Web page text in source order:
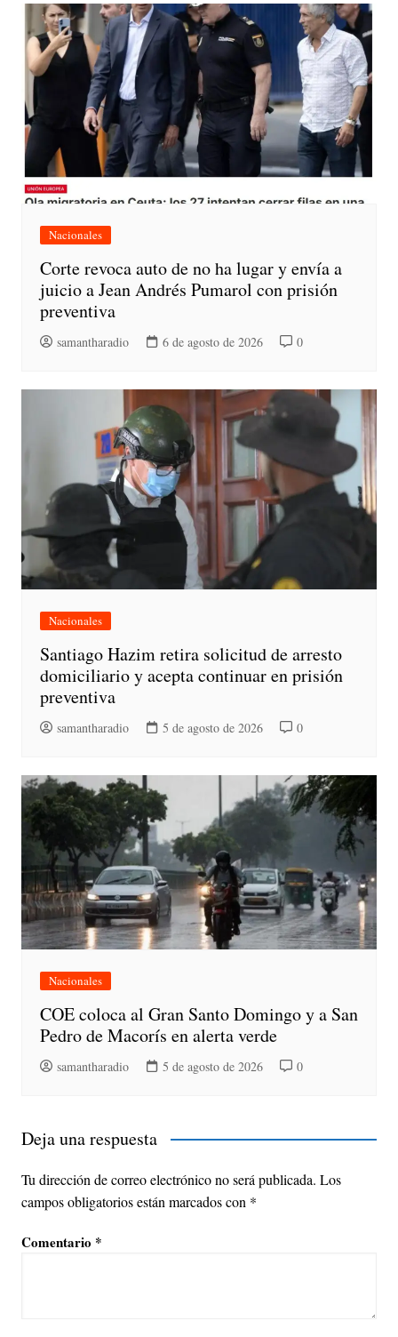
Nacionales
Corte revoca auto de no ha lugar y envía a
juicio a Jean Andrés Pumarol con prisión
preventiva
samantharadio 6 de agosto de 2026 0
Nacionales
Santiago Hazim retira solicitud de arresto
domiciliario y acepta continuar en prisión
preventiva
samantharadio 5 de agosto de 2026 0
Nacionales
COE coloca al Gran Santo Domingo y a San
Pedro de Macorís en alerta verde
samantharadio 5 de agosto de 2026 0
Deja una respuesta
Tu dirección de correo electrónico no será publicada. Los
campos obligatorios están marcados con *
Comentario *